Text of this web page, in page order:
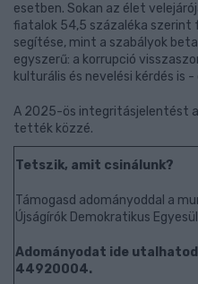
esetben. Sokan az élet
fiatalok 54,5 százaléka szerint
segítése, mint a szabályok
egyszerű: a korrupció
kulturális és nevelési kérdés is
A 2025-ös integritásjelentést
tették közzé.
Tetszik, amit csinálunk?
Támogasd adományoddal a
Újságírók Demokratikus
Adományodat ide
44920004.